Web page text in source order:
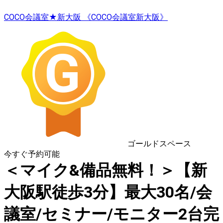
COCO会議室★新大阪 《COCO会議室新大阪》
ゴールドスペース
今すぐ予約可能
＜マイク&備品無料！＞【新
大阪駅徒歩3分】最大30名/会
議室/セミナー/モニター2台完